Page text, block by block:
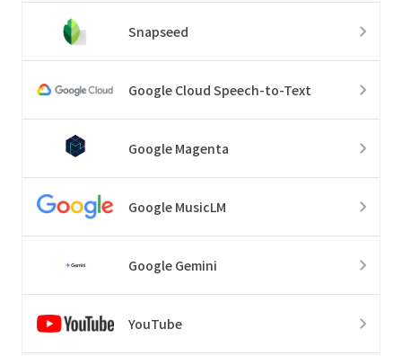
Snapseed
Google Cloud Speech-to-Text
Google Magenta
Google MusicLM
Google Gemini
YouTube